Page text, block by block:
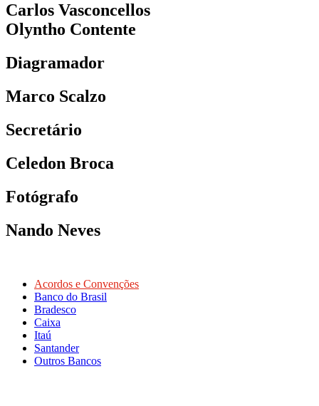
Carlos Vasconcellos
Olyntho Contente
Diagramador
Marco Scalzo
Secretário
Celedon Broca
Fotógrafo
Nando Neves
Acordos e Convenções
Banco do Brasil
Bradesco
Caixa
Itaú
Santander
Outros Bancos